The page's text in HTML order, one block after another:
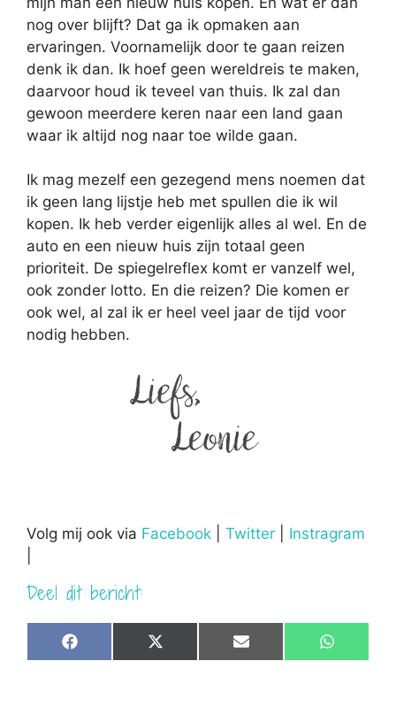
nog over blijft? Dat ga ik opmaken aan
ervaringen. Voornamelijk door te gaan reizen
denk ik dan. Ik hoef geen wereldreis te maken,
daarvoor houd ik teveel van thuis. Ik zal dan
gewoon meerdere keren naar een land gaan
waar ik altijd nog naar toe wilde gaan.
Ik mag mezelf een gezegend mens noemen dat
ik geen lang lijstje heb met spullen die ik wil
kopen. Ik heb verder eigenlijk alles al wel. En de
auto en een nieuw huis zijn totaal geen
prioriteit. De spiegelreflex komt er vanzelf wel,
ook zonder lotto. En die reizen? Die komen er
ook wel, al zal ik er heel veel jaar de tijd voor
nodig hebben.
Volg mij ook via Facebook Twitter
Instragram
Deel dit bericht:
Share
on
F
a
Share
on
X
(
Share
on
E
m
Share
on
W
h